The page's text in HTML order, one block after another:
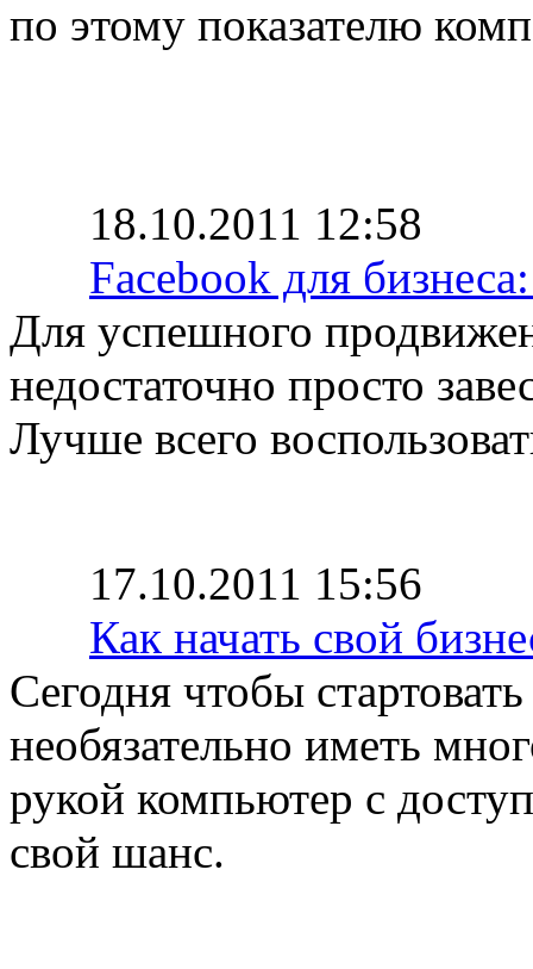
по этому показателю
18.10.2011 12:58
Facebook для
Для успешного
недостаточно просто
Лучше всего
17.10.2011 15:56
Как начать свой
Сегодня чтобы
необязательно иметь
рукой компьютер с
свой шанс.